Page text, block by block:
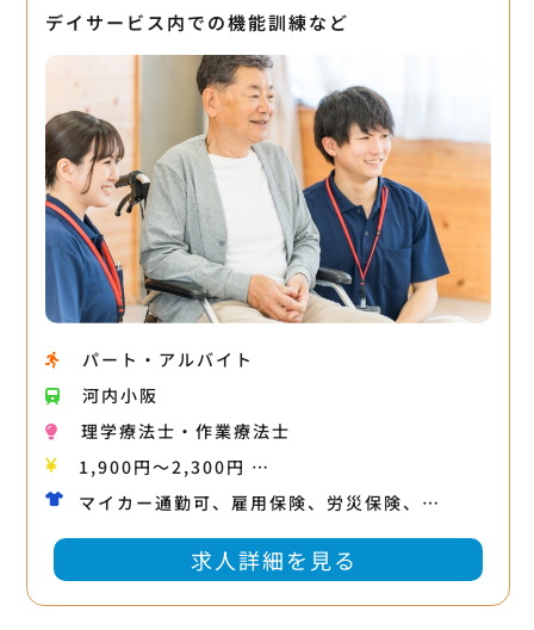
デイサービス内での機能訓練など
パート・アルバイト
河内小阪
理学療法士・作業療法士
1,900円〜2,300円 …
マイカー通勤可、雇用保険、労災保険、…
求人詳細を見る